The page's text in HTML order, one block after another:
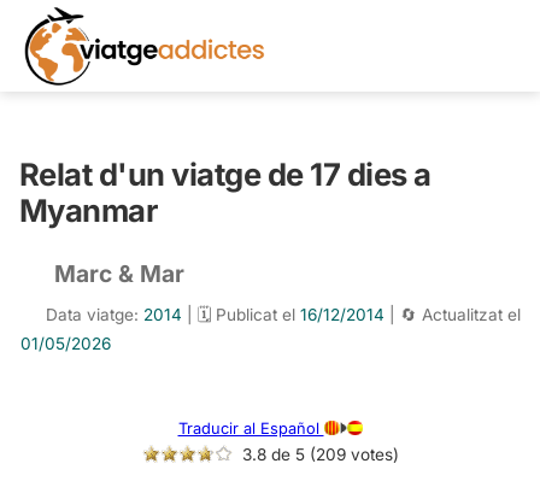
Relat d'un viatge de 17 dies a
Myanmar
Marc & Mar
Data viatge: 2014 | 🗓️ Publicat el 16/12/2014 | 🔄 Actualitzat el
01/05/2026
3.8 de 5 (209 votes)
Traducir al Español